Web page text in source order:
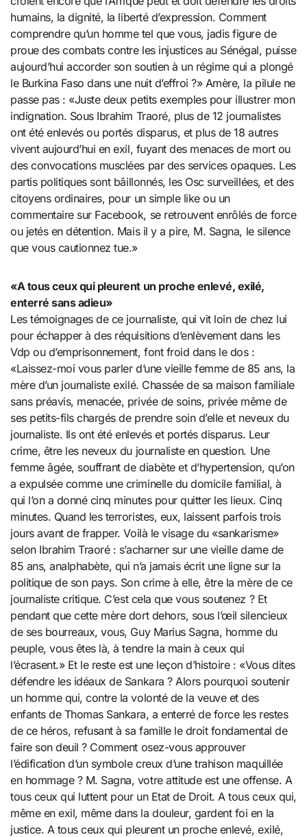
humains, la dignité, la liberté d’expression. Comment
comprendre qu’un homme tel que vous, jadis figure de
proue des combats contre les injustices au Sénégal, puisse
aujourd’hui accorder son soutien à un régime qui a plongé
le Burkina Faso dans une nuit d’effroi ?» Amère, la pilule ne
passe pas : «Juste deux petits exemples pour illustrer mon
indignation. Sous Ibrahim Traoré, plus de 12 journalistes
ont été enlevés ou portés disparus, et plus de 18 autres
vivent aujourd’hui en exil, fuyant des menaces de mort ou
des convocations musclées par des services opaques. Les
partis politiques sont bâillonnés, les Osc surveillées, et des
citoyens ordinaires, pour un simple like ou un
commentaire sur Facebook, se retrouvent enrôlés de force
ou jetés en détention. Mais il y a pire, M. Sagna, le silence
que vous cautionnez tue.»
«A tous ceux qui pleurent un proche enlevé, exilé,
enterré sans adieu»
Les témoignages de ce journaliste, qui vit loin de chez lui
pour échapper à des réquisitions d’enlèvement dans les
Vdp ou d’emprisonnement, font froid dans le dos :
«Laissez-moi vous parler d’une vieille femme de 85 ans, la
mère d’un journaliste exilé. Chassée de sa maison familiale
sans préavis, menacée, privée de soins, privée même de
ses petits-fils chargés de prendre soin d’elle et neveux du
journaliste. Ils ont été enlevés et portés disparus. Leur
crime, être les neveux du journaliste en question. Une
femme âgée, souffrant de diabète et d’hypertension, qu’on
a expulsée comme une criminelle du domicile familial, à
qui l’on a donné cinq minutes pour quitter les lieux. Cinq
minutes. Quand les terroristes, eux, laissent parfois trois
jours avant de frapper. Voilà le visage du «sankarisme»
selon Ibrahim Traoré : s’acharner sur une vieille dame de
85 ans, analphabète, qui n’a jamais écrit une ligne sur la
politique de son pays. Son crime à elle, être la mère de ce
journaliste critique. C’est cela que vous soutenez ? Et
pendant que cette mère dort dehors, sous l’œil silencieux
de ses bourreaux, vous, Guy Marius Sagna, homme du
peuple, vous êtes là, à tendre la main à ceux qui
l’écrasent.» Et le reste est une leçon d’histoire : «Vous dites
défendre les idéaux de Sankara ? Alors pourquoi soutenir
un homme qui, contre la volonté de la veuve et des
enfants de Thomas Sankara, a enterré de force les restes
de ce héros, refusant à sa famille le droit fondamental de
faire son deuil ? Comment osez-vous approuver
l’édification d’un symbole creux d’une trahison maquillée
en hommage ? M. Sagna, votre attitude est une offense. A
tous ceux qui luttent pour un Etat de Droit. A tous ceux qui,
même en exil, même dans la douleur, gardent foi en la
justice. A tous ceux qui pleurent un proche enlevé, exilé,